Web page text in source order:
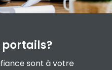
portails?
sont à votre